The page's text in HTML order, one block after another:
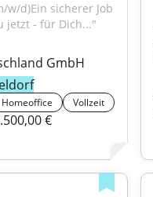
w/d)Ein sicherer Job
jetzt - für Dich..."
GmbH
Homeoffice Vollzeit
€